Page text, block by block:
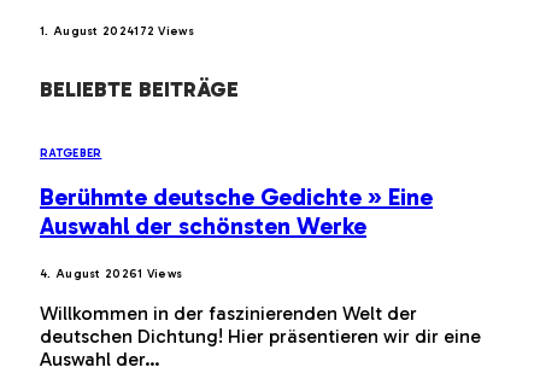
1. August 2024172Views
BELIEBTE BEITRÄGE
RATGEBER
Berühmte deutsche Gedichte » Eine
Auswahl der schönsten Werke
4. August 20261 Views
Willkommen in der faszinierenden Welt der
deutschen Dichtung! Hier präsentieren wir dir eine
Auswahl der…